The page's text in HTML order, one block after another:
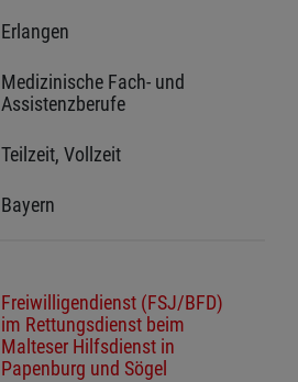
Erlangen
Medizinische Fach- und
Assistenzberufe
Teilzeit, Vollzeit
Bayern
Freiwilligendienst (FSJ/BFD)
im Rettungsdienst beim
Malteser Hilfsdienst in
Papenburg und Sögel